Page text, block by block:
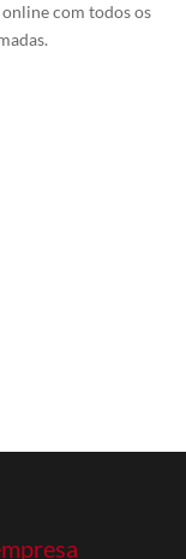
com todos os